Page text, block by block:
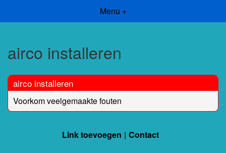
Menu +
airco installeren
airco installeren
Voorkom veelgemaakte fouten
Link toevoegen Contact